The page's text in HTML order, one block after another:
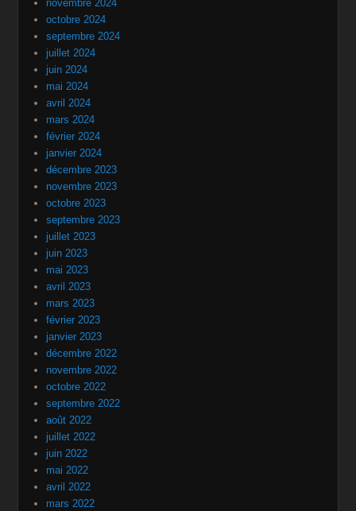
novembre 2024
octobre 2024
septembre 2024
juillet 2024
juin 2024
mai 2024
avril 2024
mars 2024
février 2024
janvier 2024
décembre 2023
novembre 2023
octobre 2023
septembre 2023
juillet 2023
juin 2023
mai 2023
avril 2023
mars 2023
février 2023
janvier 2023
décembre 2022
novembre 2022
octobre 2022
septembre 2022
août 2022
juillet 2022
juin 2022
mai 2022
avril 2022
mars 2022